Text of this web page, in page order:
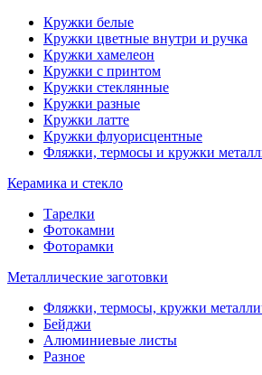
Кружки белые
Кружки цветные внутри и ручка
Кружки хамелеон
Кружки c принтом
Кружки стеклянные
Кружки разные
Кружки латте
Кружки флуорисцентные
Фляжки, термосы и кружки
Керамика и стекло
Тарелки
Фотокамни
Фоторамки
Металлические заготовки
Фляжки, термосы, кружки
Бейджи
Алюминиевые листы
Разное